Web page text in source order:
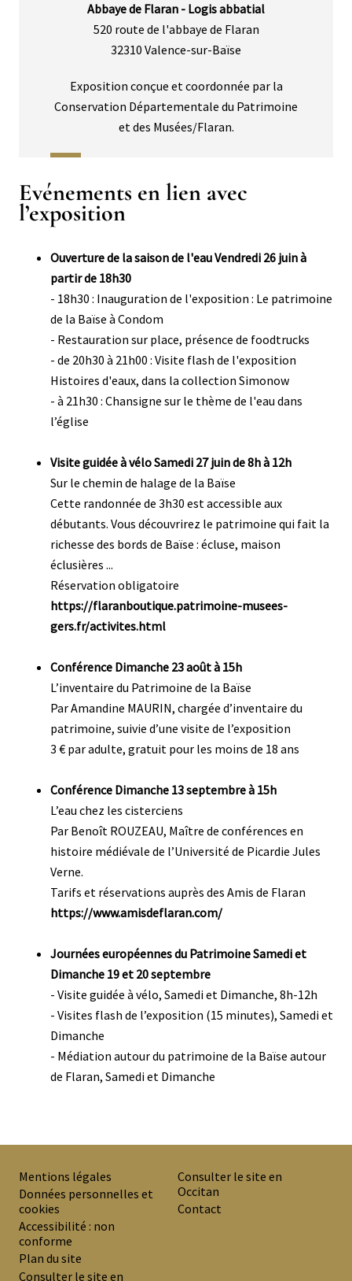
Abbaye de Flaran - Logis abbatial
520 route de l'abbaye de Flaran
32310 Valence-sur-Baïse
Exposition conçue et coordonnée par la
Conservation Départementale du Patrimoine
et des Musées/Flaran.
Titre
Evénements en lien avec
l’exposition
Corps Ouverture de la saison de l'eau Vendredi 26 juin à
partir de 18h30
- 18h30 : Inauguration de l'exposition : Le patrimoine
de la Baïse à Condom
- Restauration sur place, présence de foodtrucks
- de 20h30 à 21h00 : Visite flash de l'exposition
Histoires d'eaux, dans la collection Simonow
- à 21h30 : Chansigne sur le thème de l'eau dans
l’église
Visite guidée à vélo Samedi 27 juin de 8h à 12h
Sur le chemin de halage de la Baïse
Cette randonnée de 3h30 est accessible aux
débutants. Vous découvrirez le patrimoine qui fait la
richesse des bords de Baïse : écluse, maison
éclusières ...
Réservation obligatoire
https://flaranboutique.patrimoine-musees-
gers.fr/activites.html
Conférence Dimanche 23 août à 15h
L’inventaire du Patrimoine de la Baïse
Par Amandine MAURIN, chargée d’inventaire du
patrimoine, suivie d’une visite de l’exposition
3 € par adulte, gratuit pour les moins de 18 ans
Conférence Dimanche 13 septembre à 15h
L’eau chez les cisterciens
Par Benoît ROUZEAU, Maître de conférences en
histoire médiévale de l’Université de Picardie Jules
Verne.
Tarifs et réservations auprès des Amis de Flaran
https://www.amisdeflaran.com/
Journées européennes du Patrimoine Samedi et
Dimanche 19 et 20 septembre
- Visite guidée à vélo, Samedi et Dimanche, 8h-12h
- Visites flash de l’exposition (15 minutes), Samedi et
Dimanche
- Médiation autour du patrimoine de la Baïse autour
de Flaran, Samedi et Dimanche
PREMIER
MENU
DE
BAS
Mentions légales
Données personnelles et
cookies
Accessibilité : non
conforme
Plan du site
Consulter le site en
Consulter le site en
Occitan
Contact